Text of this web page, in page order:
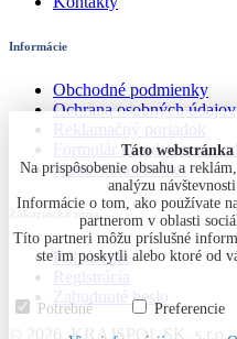
Informácie
Obchodné podmienky
Ochrana osobných údajov
Reklamačný poriadok
Formulár na odstúpenie
Nastavenia cookies
Prihlásenie
Registrácia
Zabudnuté heslo
© 2026. KRAJSPOL SK, s.r.o.
Táto webstránka
Na prispôsobenie obsahu a
analýzu
Informácie o tom, ako používate
partnerom v oblasti
Títo partneri môžu príslušné
ste im poskytli alebo ktoré od
Potrebné Preferencie